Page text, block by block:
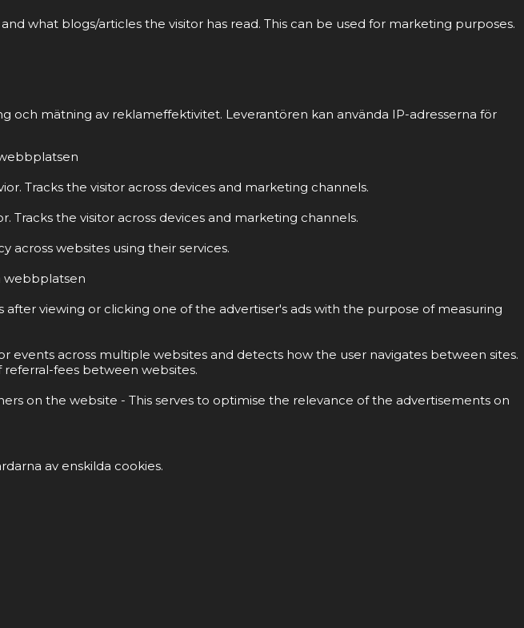
what blogs/articles the visitor has read. This can be used for marketing purposes.
och mätning av reklameffektivitet. Leverantören kan använda IP-adresserna för
Tracks the visitor across devices and marketing channels.
Tracks the visitor across devices and marketing channels.
across websites using their services.
webbplatsen
viewing or clicking one of the advertiser's ads with the purpose of measuring
events across multiple websites and detects how the user navigates between sites.
fees between websites.
on the website - This serves to optimise the relevance of the advertisements on
av enskilda cookies.